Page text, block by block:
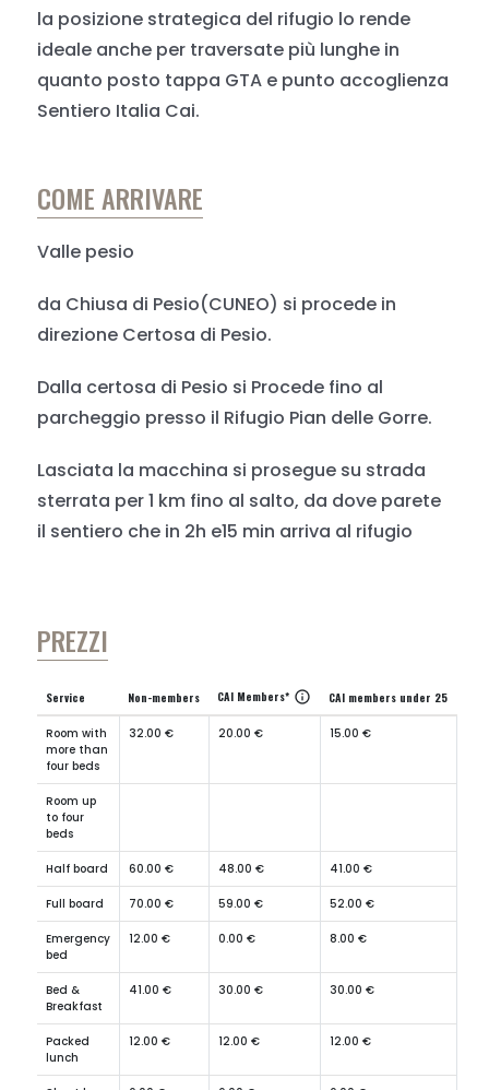
la posizione strategica del rifugio lo rende
ideale anche per traversate più lunghe in
quanto posto tappa GTA e punto accoglienza
Sentiero Italia Cai.
COME ARRIVARE
Valle pesio
da Chiusa di Pesio(CUNEO) si procede in
direzione Certosa di Pesio.
Dalla certosa di Pesio si Procede fino al
parcheggio presso il Rifugio Pian delle Gorre.
Lasciata la macchina si prosegue su strada
sterrata per 1 km fino al salto, da dove parete
il sentiero che in 2h e15 min arriva al rifugio
PREZZI
Service Non-members CAI Members* info CAI members under 25
Room with
more than
four beds
32.00 € 20.00 € 15.00 €
Room up
to four
beds
Half board 60.00 € 48.00 € 41.00 €
Full board 70.00 € 59.00 € 52.00 €
Emergency
bed
12.00 € 0.00 € 8.00 €
Bed &
Breakfast
41.00 € 30.00 € 30.00 €
Packed
lunch
12.00 € 12.00 € 12.00 €